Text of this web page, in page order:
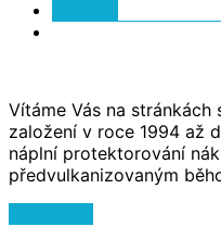
Vítáme Vás na stránkách
založení v roce 1994 až
náplní protektorování
předvulkanizovaným